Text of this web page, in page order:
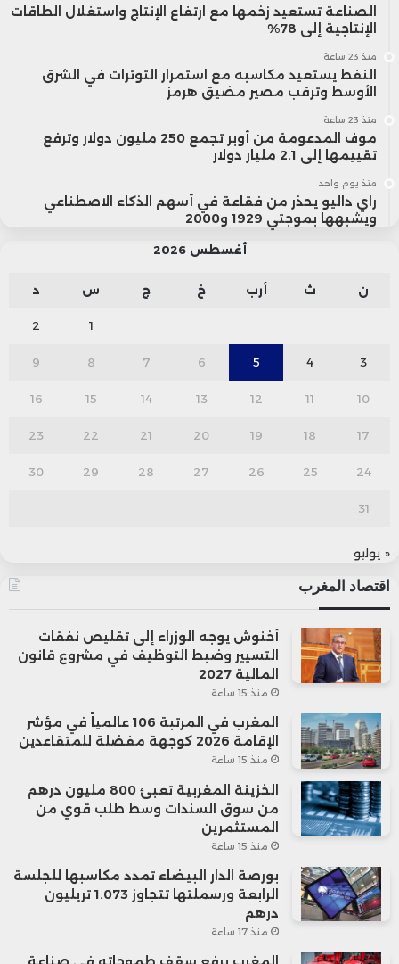
الصناعة تستعيد زخمها مع ارتفاع الإنتاج واستغلال الطاقات
الإنتاجية إلى 78%
منذ 23 ساعة
النفط يستعيد مكاسبه مع استمرار التوترات في الشرق
الأوسط وترقب مصير مضيق هرمز
منذ 23 ساعة
موف المدعومة من أوبر تجمع 250 مليون دولار وترفع
تقييمها إلى 2.1 مليار دولار
منذ يوم واحد
راي داليو يحذر من فقاعة في أسهم الذكاء الاصطناعي
ويشبهها بموجتي 1929 و2000
أغسطس 2026
ن ث أرب خ ج س د
1
2
3
4
5
6
7
8
9
10
11
12
13
14
15
16
17
18
19
20
21
22
23
24
25
26
27
28
29
30
31
« يوليو
اقتصاد المغرب
أخنوش يوجه الوزراء إلى تقليص نفقات
التسيير وضبط التوظيف في مشروع قانون
المالية 2027
منذ 15 ساعة
المغرب في المرتبة 106 عالمياً في مؤشر
الإقامة 2026 كوجهة مفضلة للمتقاعدين
منذ 15 ساعة
الخزينة المغربية تعبئ 800 مليون درهم
من سوق السندات وسط طلب قوي من
المستثمرين
منذ 15 ساعة
بورصة الدار البيضاء تمدد مكاسبها للجلسة
الرابعة ورسملتها تتجاوز 1.073 تريليون
درهم
منذ 17 ساعة